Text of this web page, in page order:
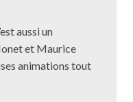
aussi un
et Maurice
animations tout